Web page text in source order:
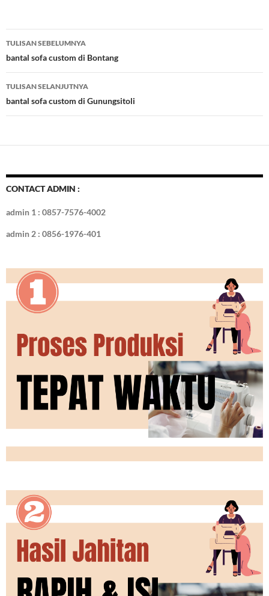
b
o
o
k
er es
t
bl
r
e
n
d e
Navigasi
Tulisan
TULISAN SEBELUMNYA
bantal sofa custom di Bontang
TULISAN SELANJUTNYA
bantal sofa custom di Gunungsitoli
CONTACT ADMIN :
admin 1 : 0857-7576-4002
admin 2 : 0856-1976-401